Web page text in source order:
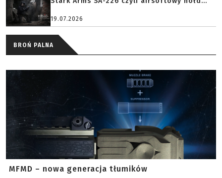
19.07.2026
BROŃ PALNA
MFMD – nowa generacja tłumików